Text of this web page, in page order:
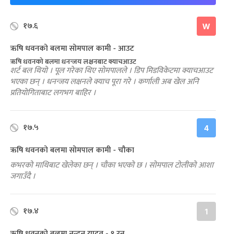
१७.६ W
ऋषि धवनको बलमा सोमपाल कामी - आउट
ऋषि धवनको बलमा धनन्जय लक्षनबाट क्याचआउट
शर्ट बल थियो । पूल गरेका थिए सोमपालले । डिप मिडविकेटमा क्याचआउट
भएका छन् । धनन्जय लक्षनले क्याच पूरा गरे । कर्णाली अब खेल अनि
प्रतियोगिताबाट लगभग बाहिर ।
१७.५ 4
ऋषि धवनको बलमा सोमपाल कामी - चौका
कभरको माथिबाट खेलेका छन् । चौका भएको छ । सोमपाल टोलीको आशा
जगाउँदै ।
१७.४ 1